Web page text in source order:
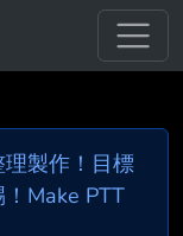
製作！目標
Make PTT